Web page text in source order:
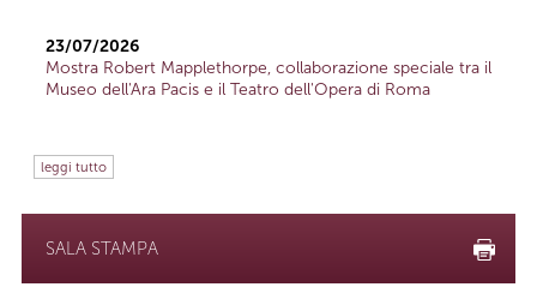
23/07/2026
Mostra Robert Mapplethorpe, collaborazione speciale tra il
Museo dell'Ara Pacis e il Teatro dell'Opera di Roma
leggi tutto
SALA STAMPA